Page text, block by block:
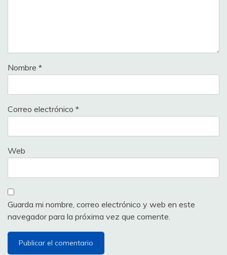
Nombre *
Correo electrónico *
Web
Guarda mi nombre, correo electrónico y web en este
navegador para la próxima vez que comente.